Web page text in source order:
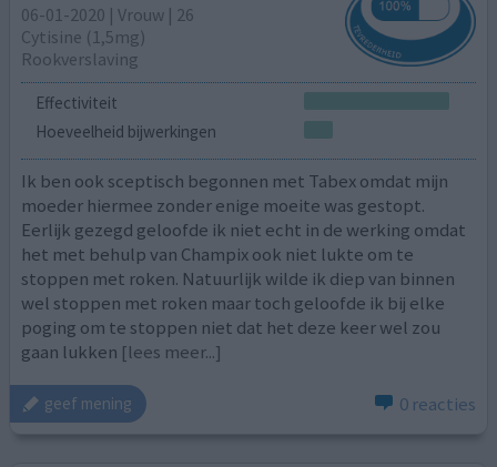
06-01-2020 | Vrouw | 26
Cytisine (1,5mg)
Rookverslaving
Effectiviteit
Hoeveelheid bijwerkingen
Ik ben ook sceptisch begonnen met Tabex omdat mijn
moeder hiermee zonder enige moeite was gestopt.
Eerlijk gezegd geloofde ik niet echt in de werking omdat
het met behulp van Champix ook niet lukte om te
stoppen met roken. Natuurlijk wilde ik diep van binnen
wel stoppen met roken maar toch geloofde ik bij elke
poging om te stoppen niet dat het deze keer wel zou
gaan lukken [lees meer...]
geef mening 0 reacties